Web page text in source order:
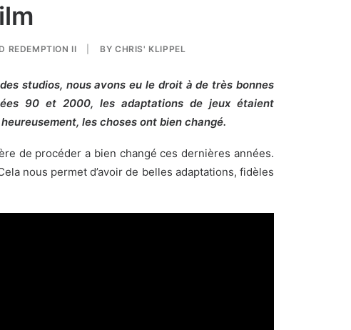
REDEMPTION II BY CHRIS' KLIPPEL
studios, nous avons eu le droit à de très bonnes
90 et 2000, les adaptations de jeux étaient
les choses ont bien changé.
de procéder a bien changé ces dernières années.
nous permet d’avoir de belles adaptations, fidèles